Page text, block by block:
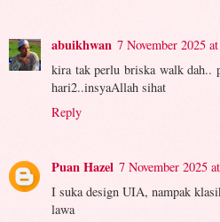
abuikhwan 7 November 2025
kira tak perlu briska walk dah..
hari2..insyaAllah sihat
Reply
Puan Hazel 7 November 2025
I suka design UIA, nampak
lawa